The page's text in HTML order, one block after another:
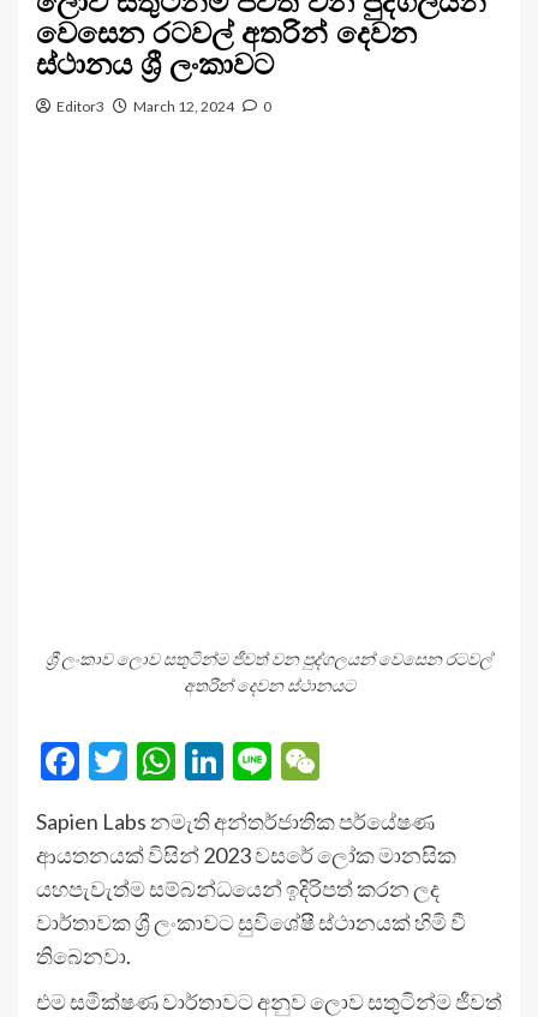
වෙසෙන රටවල් අතරින් දෙවන
ස්ථානය ශ්‍රී ලංකාවට
Editor3 March 12, 2024 0
ශ්‍රී ලංකාව ලොව සතුටින්ම ජීවත් වන පුද්ගලයන් වෙසෙන රටවල්
අතරින් දෙවන ස්ථානයට
Facebook
Twitter
WhatsApp
LinkedIn
Line
Sapien Labs නමැති අන්තර්ජාතික පර්යේෂණ
ආයතනයක් විසින් 2023 වසරේ ලෝක මානසික
යහපැවැත්ම සම්බන්ධයෙන් ඉදිරිපත් කරන ලද
වාර්තාවක ශ්‍රී ලංකාවට සුවිශේෂී ස්ථානයක් හිමි වී
තිබෙනවා.
එම සමීක්ෂණ වාර්තාවට අනුව ලොව සතුටින්ම ජීවත්